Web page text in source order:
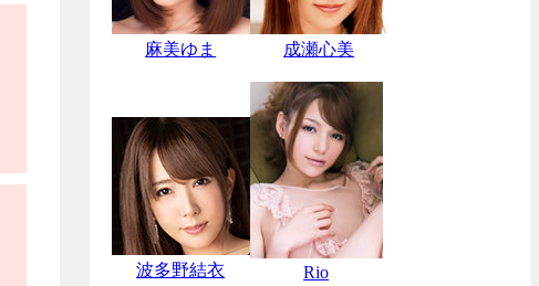
麻美ゆま 成瀬心美
波多野結衣 Rio